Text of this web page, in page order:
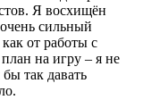
Я восхищён
сильный
от работы с
на игру – я не
так давать